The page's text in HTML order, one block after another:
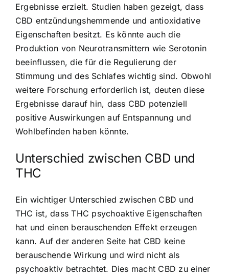
Ergebnisse erzielt. Studien haben gezeigt, dass
CBD entzündungshemmende und antioxidative
Eigenschaften besitzt. Es könnte auch die
Produktion von Neurotransmittern wie Serotonin
beeinflussen, die für die Regulierung der
Stimmung und des Schlafes wichtig sind. Obwohl
weitere Forschung erforderlich ist, deuten diese
Ergebnisse darauf hin, dass CBD potenziell
positive Auswirkungen auf Entspannung und
Wohlbefinden haben könnte.
Unterschied zwischen CBD und
THC
Ein wichtiger Unterschied zwischen CBD und
THC ist, dass THC psychoaktive Eigenschaften
hat und einen berauschenden Effekt erzeugen
kann. Auf der anderen Seite hat CBD keine
berauschende Wirkung und wird nicht als
psychoaktiv betrachtet. Dies macht CBD zu einer